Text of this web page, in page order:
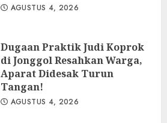
AGUSTUS 4, 2026
Dugaan Praktik Judi Koprok
di Jonggol Resahkan Warga,
Aparat Didesak Turun
Tangan!
AGUSTUS 4, 2026